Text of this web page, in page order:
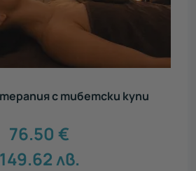
с тибетски купи
76.50 €
149.62лв.